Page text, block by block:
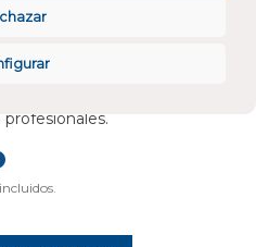
03 03 060
y sigue el proceso de
profesionales.